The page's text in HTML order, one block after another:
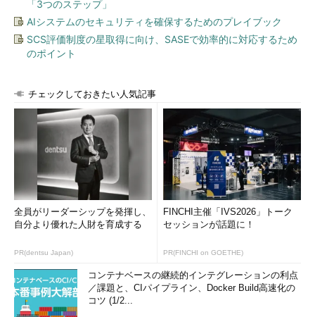
「3つのステップ」
AIシステムのセキュリティを確保するためのプレイブック
SCS評価制度の星取得に向け、SASEで効率的に対応するため
のポイント
チェックしておきたい人気記事
全員がリーダーシップを発揮し、
自分より優れた人財を育成する
PR(dentsu Japan)
FINCHI主催「IVS2026」トーク
セッションが話題に！
PR(FINCHI on GOETHE)
コンテナベースの継続的インテグレーションの利点
／課題と、CIパイプライン、Docker Build高速化の
コツ (1/2...